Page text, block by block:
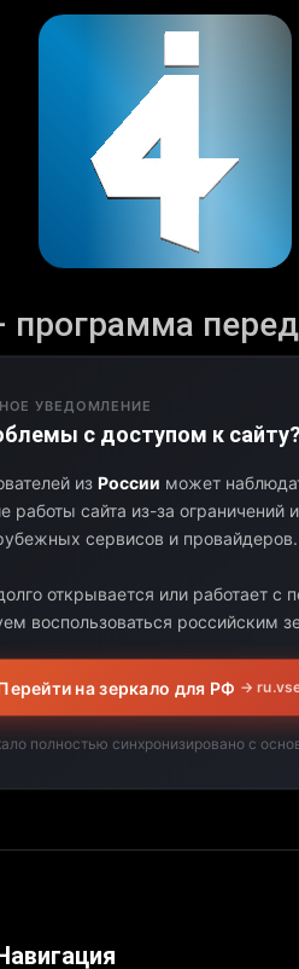
телеканала
шоу. Программа
в эфире. Следите за
на связи с любимым
дату:
ДЛИТЕЛЬНОСТЬ
передач на выбранную
УВЕДОМЛЕНИЕ
с доступом к сайту?
из России может
работы сайта из-за ограничений
сервисов и провайдеров.
открывается или работает с
воспользоваться российским
на зеркало для РФ →
полностью синхронизировано с